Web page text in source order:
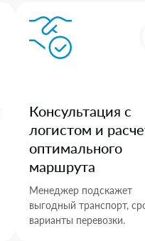
Консультация с
логистом и
оптимального
маршрута
Менеджер подскажет
выгодный транспорт,
варианты перевозки.